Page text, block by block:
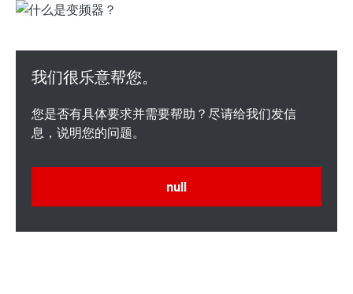
您是否有具体要求并需要帮助？尽请给我们发信
息，说明您的问题。
null